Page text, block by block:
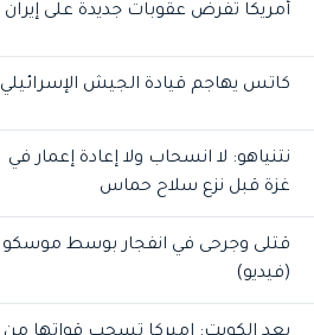
أمريكا تفرض عقوبات جديدة على إيران
كاتس يهاجم قيادة الجيش الإسرائيلي
نتنياهو: لا انسحاب ولا إعادة إعمار في
غزة قبل نزع سلاح حماس
قتلى وجرحى في انفجار بوسط موسكو
(فيديو)